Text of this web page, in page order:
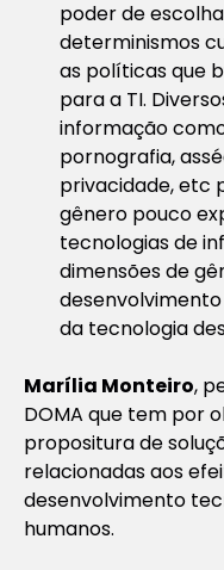
poder de
determinismos
as políticas que
para a TI.
informação
pornografia,
privacidade, etc
gênero pouco
tecnologias de
dimensões de
da tecnologia
Marília Monteiro,
DOMA que tem por
propositura de
relacionadas aos
desenvolvimento
humanos.